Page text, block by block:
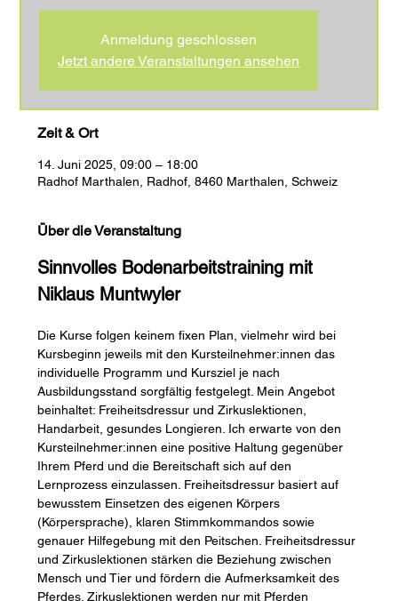
Anmeldung geschlossen
Jetzt andere Veranstaltungen ansehen
Zeit & Ort
14. Juni 2025, 09:00 – 18:00
Radhof Marthalen, Radhof, 8460 Marthalen, Schweiz
Über die Veranstaltung
Sinnvolles Bodenarbeitstraining mit
Niklaus Muntwyler
Die Kurse folgen keinem fixen Plan, vielmehr wird bei
Kursbeginn jeweils mit den Kursteilnehmer:innen das
individuelle Programm und Kursziel je nach
Ausbildungsstand sorgfältig festgelegt. Mein Angebot
beinhaltet: Freiheitsdressur und Zirkuslektionen,
Handarbeit, gesundes Longieren. Ich erwarte von den
Kursteilnehmer:innen eine positive Haltung gegenüber
Ihrem Pferd und die Bereitschaft sich auf den
Lernprozess einzulassen. Freiheitsdressur basiert auf
bewusstem Einsetzen des eigenen Körpers
(Körpersprache), klaren Stimmkommandos sowie
genauer Hilfegebung mit den Peitschen. Freiheitsdressur
und Zirkuslektionen stärken die Beziehung zwischen
Mensch und Tier und fördern die Aufmerksamkeit des
Pferdes. Zirkuslektionen werden nur mit Pferden